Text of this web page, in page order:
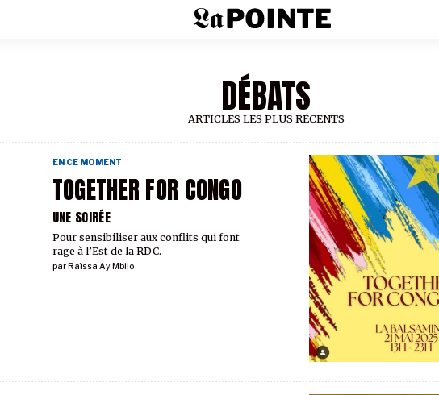
DÉBATS
ARTICLES LES PLUS RÉCENTS
TOGETHER FOR CONGO
UNE SOIRÉE
EN CE MOMENT
par Raïssa Ay Mbilo
Pour sensibiliser aux conflits qui font
rage à l’Est de la RDC.